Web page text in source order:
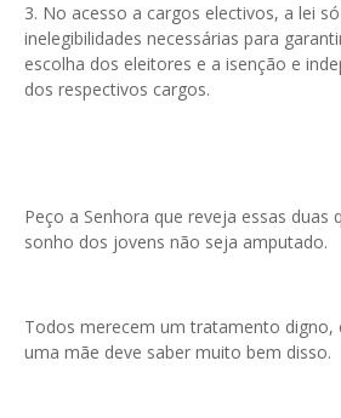
3. No acesso a cargos electivos, a lei
inelegibilidades necessárias para
escolha dos eleitores e a isenção e
dos respectivos cargos.
Peço a Senhora que reveja essas duas
sonho dos jovens não seja amputado.
Todos merecem um tratamento digno,
uma mãe deve saber muito bem disso.